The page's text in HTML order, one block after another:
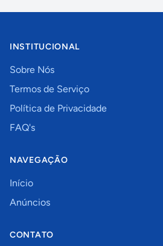
INSTITUCIONAL
Sobre Nós
Termos de Serviço
Política de Privacidade
FAQ's
NAVEGAÇÃO
Início
Anúncios
CONTATO